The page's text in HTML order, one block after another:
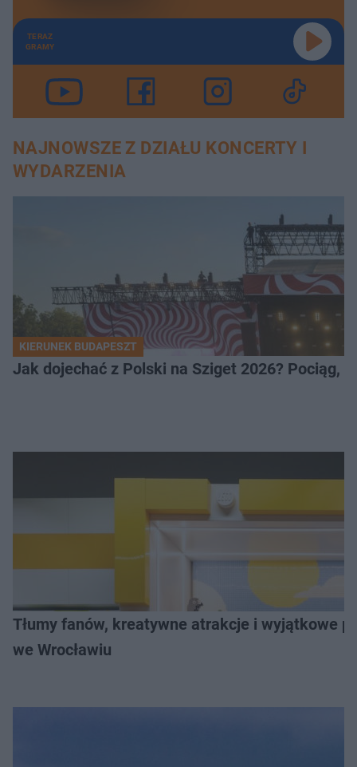
TERAZ
GRAMY
NAJNOWSZE Z DZIAŁU KONCERTY I
WYDARZENIA
KIERUNEK BUDAPESZT
Jak dojechać z Polski na Sziget 2026? Pociąg,
Tłumy fanów, kreatywne atrakcje i wyjątkowe
we Wrocławiu